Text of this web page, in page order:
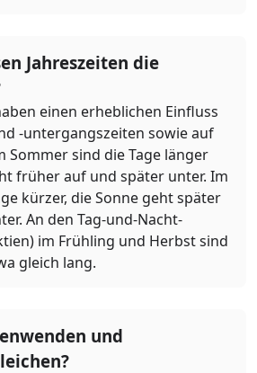
Jahreszeiten die
einen erheblichen Einfluss
-untergangszeiten sowie auf
Sommer sind die Tage länger
früher auf und später unter. Im
kürzer, die Sonne geht später
An den Tag-und-Nacht-
im Frühling und Herbst sind
gleich lang.
und